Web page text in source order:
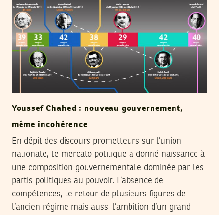
Youssef Chahed : nouveau gouvernement,
même incohérence
En dépit des discours prometteurs sur l’union
nationale, le mercato politique a donné naissance à
une composition gouvernementale dominée par les
partis politiques au pouvoir. L’absence de
compétences, le retour de plusieurs figures de
l’ancien régime mais aussi l’ambition d’un grand